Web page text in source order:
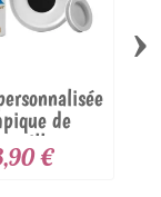
de
€
›